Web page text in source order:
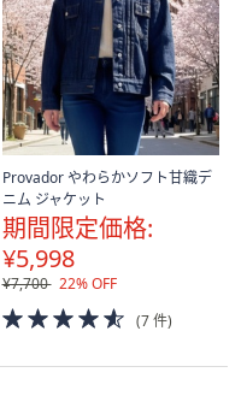
Provador やわらかソフト甘織デ
ニム ジャケット
期間限定価格:
¥5,998
¥7,700 22% OFF
4.5
of
(7 件)